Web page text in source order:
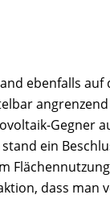
ebenfalls auf
Gegner
ein
dass man